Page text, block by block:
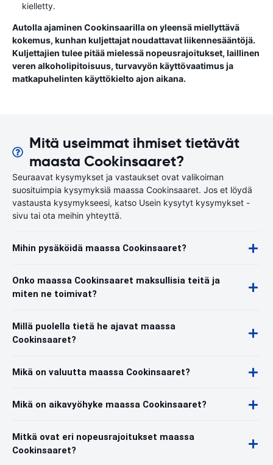
kielletty.
Autolla ajaminen Cookinsaarilla on yleensä miellyttävä
kokemus, kunhan kuljettajat noudattavat liikennesääntöjä.
Kuljettajien tulee pitää mielessä nopeusrajoitukset, laillinen
veren alkoholipitoisuus, turvavyön käyttövaatimus ja
matkapuhelinten käyttökielto ajon aikana.
Mitä useimmat ihmiset tietävät
maasta Cookinsaaret?
Seuraavat kysymykset ja vastaukset ovat valikoiman
suosituimpia kysymyksiä maassa Cookinsaaret. Jos et löydä
vastausta kysymykseesi, katso Usein kysytyt kysymykset -
sivu tai ota meihin yhteyttä.
Mihin pysäköidä maassa Cookinsaaret?
Onko maassa Cookinsaaret maksullisia teitä ja
miten ne toimivat?
Millä puolella tietä he ajavat maassa
Cookinsaaret?
Mikä on valuutta maassa Cookinsaaret?
Mikä on aikavyöhyke maassa Cookinsaaret?
Mitkä ovat eri nopeusrajoitukset maassa
Cookinsaaret?